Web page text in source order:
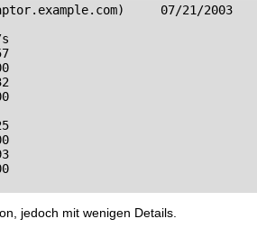
07/21/2003
jedoch mit wenigen Details.